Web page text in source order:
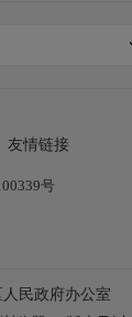
友情链接
号
民政府办公室